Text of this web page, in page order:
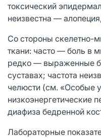
токсический
неизвестна —
Со стороны скелетно-
ткани: часто — боль в
редко — выраженные
суставах; частота
челюсти (см. «Особые
низкоэнергетические
диафиза бедренной
Лабораторные